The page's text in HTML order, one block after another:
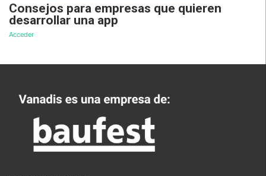
Consejos para empresas que quieren
desarrollar una app
Acceder